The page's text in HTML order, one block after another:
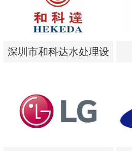
深圳市和科达水处理设
深圳市和科达水处理设
备有限公司